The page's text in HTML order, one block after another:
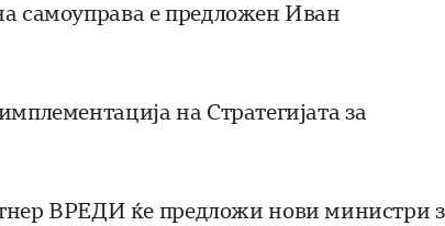
самоуправа е предложен Иван
на Стратегијата за
ВРЕДИ ќе предложи нови министри